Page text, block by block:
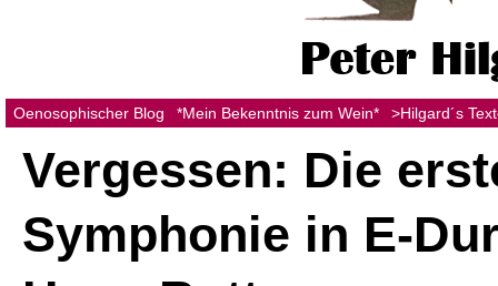
Oenosophischer Blog *Mein Bekenntnis zum Wein* >Hilgard´s
Vergessen: Die
Symphonie in E-